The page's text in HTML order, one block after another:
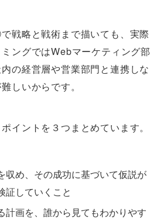
戦略と戦術まで描いても、実際
ングではWebマーケティング部
の経営層や営業部門と連携しな
しいからです。
イントを３つまとめています。
収め、その成功に基づいて仮説が
証していくこと
計画を、誰から見てもわかりやす